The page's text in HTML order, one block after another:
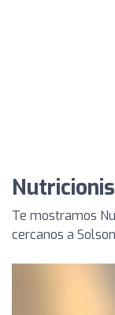
Te mostramos
cercanos a